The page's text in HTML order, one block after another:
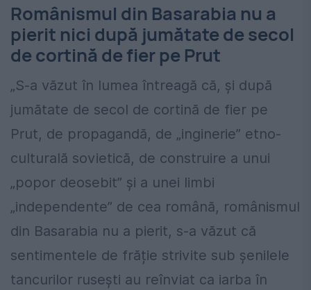
Românismul din Basarabia nu a
pierit nici după jumătate de secol
de cortină de fier pe Prut
„S-a văzut în lumea întreagă că, și după
jumătate de secol de cortină de fier pe
Prut, de propagandă, de „inginerie” etno-
culturală sovietică, de construire a unui
„popor deosebit” și a unei limbi
„independente” de cea română, românismul
din Basarabia nu a pierit, s-a văzut că
sentimentele de frăție strivite sub șenilele
tancurilor rusești au reînviat ca iarba în